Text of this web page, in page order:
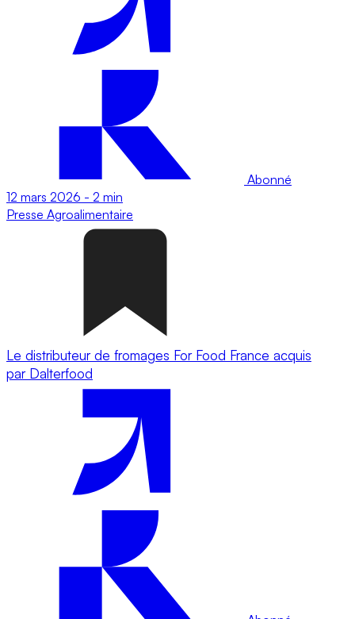
Abonné
12 mars 2026 - 2 min
Presse Agroalimentaire
Le distributeur de fromages For Food France acquis
par Dalterfood